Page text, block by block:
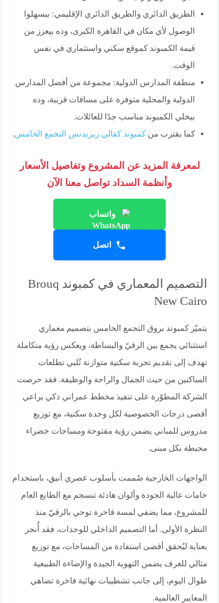
الطريق الدائري والطريق الدائري الإقليمي: بيسهلوا
الوصول لأي مكان في القاهرة الكبرى، وده بيعزز من
قيمة الكمبوند كموقع سكني واستثماري في نفس
الوقت.
منطقة المدارس الدولية: مجموعة من أفضل المدارس
الدولية والمحلية متوفرة على مسافات قريبة، وده
بيخلي الكمبوند مناسب جدًا للعائلات.
كما يقترب منكمبوند كفالي ريزيدنس التجمع الخامس.
لمعرفة المزيد عن المشروع وتفاصيل الأسعار
وأنظمة السداد تواصل معنا الآن
واتساب
اتصل
التصميم المعماري في كمبوند Brouq
New Cairo
يتميّز كمبوند بروق التجمع الخامس بتصميم معماري
استثنائي يجمع بين الرقيّ والبساطة، ويعكس رؤية متكاملة
تهدف إلى تقديم تجربة سكنية متوازنة تُلبي تطلعات
الساكنين من حيث الجمال والراحة والوظيفة. فقد حرصت
الشركة المطوّرة على تنفيذ مخطط عمراني ذكي يراعي
أقصى درجات الخصوصية لكل وحدة سكنية، مع توزيع
مدروس للمباني يضمن رؤية مفتوحة ومساحات خضراء
محيطة بكل مبنى.
الواجهات الخارجية صُممت بأسلوب عصري أنيق، باستخدام
خامات عالية الجودة وألوان هادئة تنسجم مع الطابع العام
للمشروع، مما يضفي لمسة فاخرة توحي بالرقيّ منذ
النظرة الأولى. أما التصميم الداخلي للوحدات، فقد أُنجز
بعناية ليُحقق أقصى استفادة من المساحات، مع توزيع
مثالي للغرف يضمن التهوية الجيدة والإضاءة الطبيعية
طوال اليوم، إلى جانب تشطيبات نهائية فاخرة تضاهي
المعايير العالمية.